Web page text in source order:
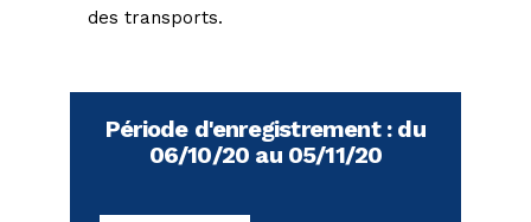
des transports.
Période d'enregistrement : du
06/10/20 au 05/11/20